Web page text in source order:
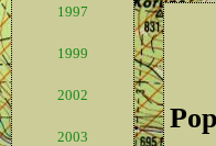
1997
1999
2002
2003